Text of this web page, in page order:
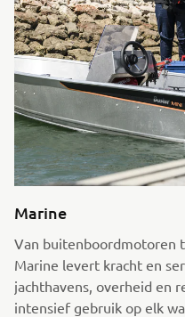
Marine
Van buitenboordmotoren
Marine levert kracht en
jachthavens, overheid en
intensief gebruik op elk